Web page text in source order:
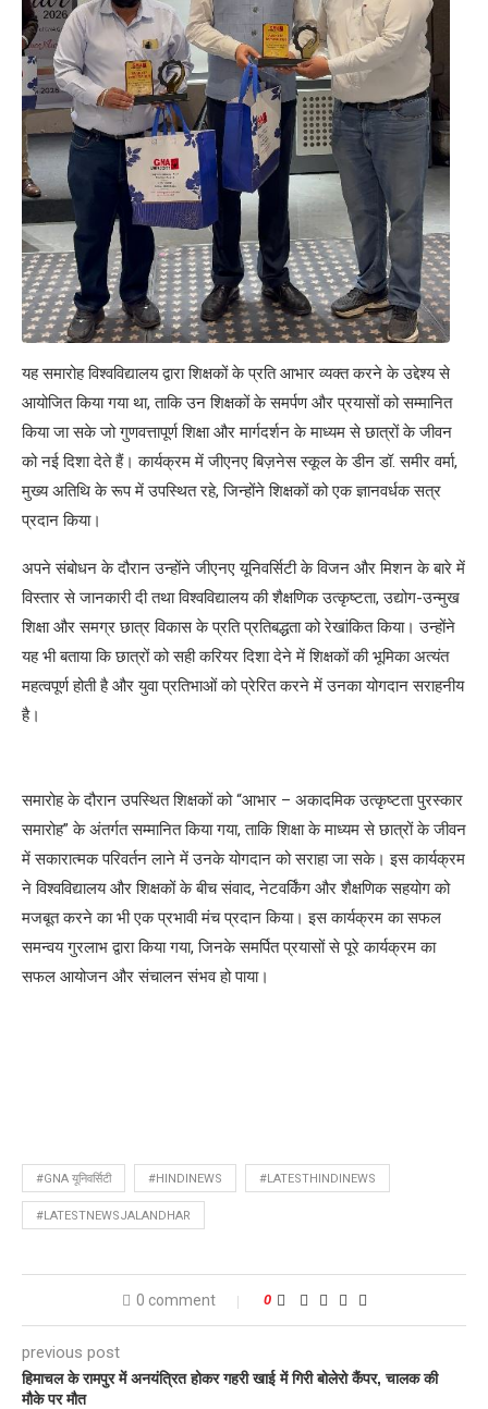
यह समारोह विश्वविद्यालय द्वारा शिक्षकों के प्रति आभार व्यक्त करने के उद्देश्य से
आयोजित किया गया था, ताकि उन शिक्षकों के समर्पण और प्रयासों को सम्मानित
किया जा सके जो गुणवत्तापूर्ण शिक्षा और मार्गदर्शन के माध्यम से छात्रों के जीवन
को नई दिशा देते हैं। कार्यक्रम में जीएनए बिज़नेस स्कूल के डीन डॉ. समीर वर्मा,
मुख्य अतिथि के रूप में उपस्थित रहे, जिन्होंने शिक्षकों को एक ज्ञानवर्धक सत्र
प्रदान किया।
अपने संबोधन के दौरान उन्होंने जीएनए यूनिवर्सिटी के विजन और मिशन के बारे में
विस्तार से जानकारी दी तथा विश्वविद्यालय की शैक्षणिक उत्कृष्टता, उद्योग-उन्मुख
शिक्षा और समग्र छात्र विकास के प्रति प्रतिबद्धता को रेखांकित किया। उन्होंने
यह भी बताया कि छात्रों को सही करियर दिशा देने में शिक्षकों की भूमिका अत्यंत
महत्वपूर्ण होती है और युवा प्रतिभाओं को प्रेरित करने में उनका योगदान सराहनीय
है।
समारोह के दौरान उपस्थित शिक्षकों को “आभार – अकादमिक उत्कृष्टता पुरस्कार
समारोह” के अंतर्गत सम्मानित किया गया, ताकि शिक्षा के माध्यम से छात्रों के जीवन
में सकारात्मक परिवर्तन लाने में उनके योगदान को सराहा जा सके। इस कार्यक्रम
ने विश्वविद्यालय और शिक्षकों के बीच संवाद, नेटवर्किंग और शैक्षणिक सहयोग को
मजबूत करने का भी एक प्रभावी मंच प्रदान किया। इस कार्यक्रम का सफल
समन्वय गुरलाभ द्वारा किया गया, जिनके समर्पित प्रयासों से पूरे कार्यक्रम का
सफल आयोजन और संचालन संभव हो पाया।
#GNA यूनिवर्सिटी #HINDINEWS #LATESTHINDINEWS
#LATESTNEWSJALANDHAR
0 comment 0
previous post
हिमाचल के रामपुर में अनयंत्रित होकर गहरी खाई में गिरी बोलेरो कैंपर, चालक की
मौके पर मौत